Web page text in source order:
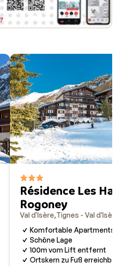
Résidence Les Hauts
Rogoney
Val d'Isère Tignes - Val d'Isère
Komfortable Apartments
Schöne Lage
100m vom Lift entfernt
Ortskern zu Fuß erreichbar